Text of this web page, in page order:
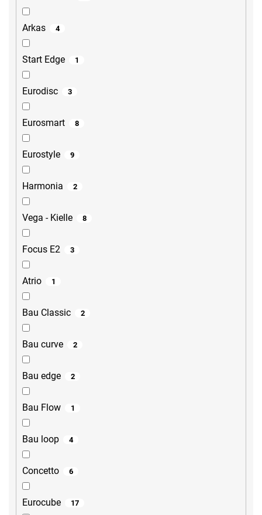
Arkas 4
Start Edge 1
Eurodisc 3
Eurosmart 8
Eurostyle 9
Harmonia 2
Vega - Kielle 8
Focus E2 3
Atrio 1
Bau Classic 2
Bau curve 2
Bau edge 2
Bau Flow 1
Bau loop 4
Concetto 6
Eurocube 17